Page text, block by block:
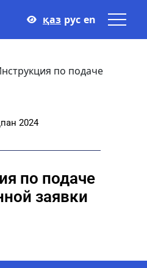
қаз рус en
по подаче
2024
по подаче
заявки